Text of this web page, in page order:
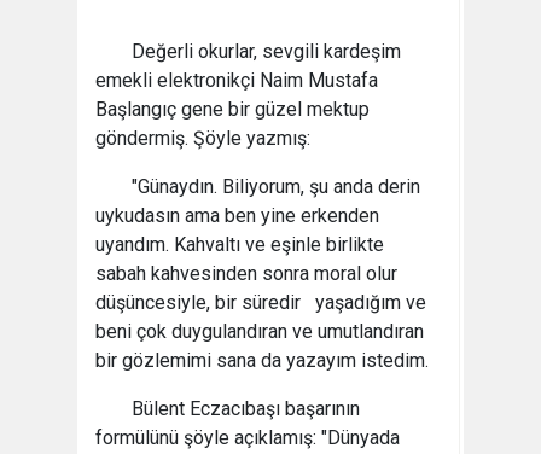
Değerli okurlar, sevgili kardeşim
emekli elektronikçi Naim Mustafa
Başlangıç gene bir güzel mektup
göndermiş. Şöyle yazmış:
"Günaydın. Biliyorum, şu anda derin
uykudasın ama ben yine erkenden
uyandım. Kahvaltı ve eşinle birlikte
sabah kahvesinden sonra moral olur
düşüncesiyle, bir süredir yaşadığım ve
beni çok duygulandıran ve umutlandıran
bir gözlemimi sana da yazayım istedim.
Bülent Eczacıbaşı başarının
formülünü şöyle açıklamış: "Dünyada